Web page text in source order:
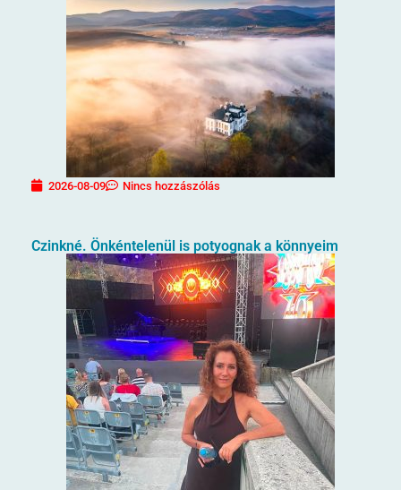
2026-08-09 Nincs hozzászólás
Czinkné. Önkéntelenül is potyognak a könnyeim